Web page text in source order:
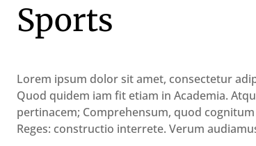
Sports
Lorem ipsum dolor sit amet, consectetur
Quod quidem iam fit etiam in Academia.
pertinacem; Comprehensum, quod
Reges: constructio interrete. Verum